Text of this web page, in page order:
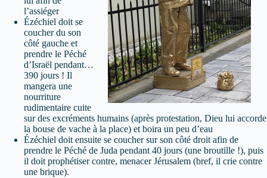
l’assiéger
Ézéchiel doit se
coucher du son
côté gauche et
prendre le Péché
d’Israël pendant…
390 jours ! Il
mangera une
nourriture
rudimentaire cuite
sur des excréments humains (après protestation, Dieu lui accorde
la bouse de vache à la place) et boira un peu d’eau
Ézéchiel doit ensuite se coucher sur son côté droit afin de
prendre le Péché de Juda pendant 40 jours (une broutille !), puis
il doit prophétiser contre, menacer Jérusalem (bref, il crie contre
une brique).